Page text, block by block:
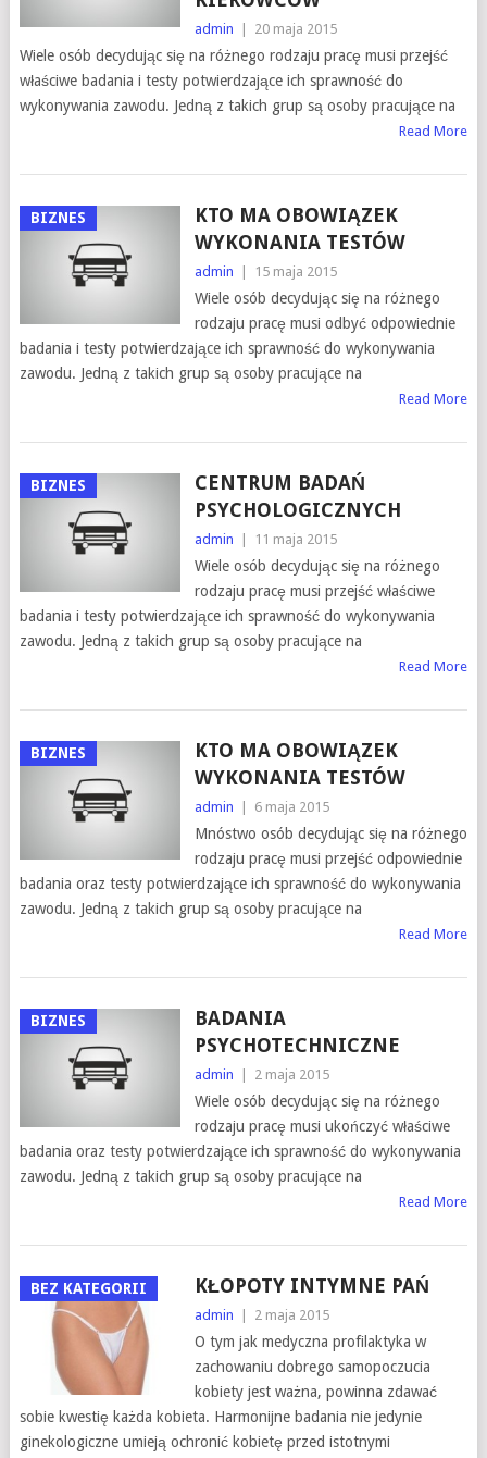
admin 20 maja 2015
Wiele osób decydując się na różnego rodzaju pracę musi przejść
właściwe badania i testy potwierdzające ich sprawność do
wykonywania zawodu. Jedną z takich grup są osoby pracujące na
Read More
BIZNES
KTO MA OBOWIĄZEK
WYKONANIA TESTÓW
admin 15 maja 2015
Wiele osób decydując się na różnego
rodzaju pracę musi odbyć odpowiednie
badania i testy potwierdzające ich sprawność do wykonywania
zawodu. Jedną z takich grup są osoby pracujące na
Read More
BIZNES
CENTRUM BADAŃ
PSYCHOLOGICZNYCH
admin 11 maja 2015
Wiele osób decydując się na różnego
rodzaju pracę musi przejść właściwe
badania i testy potwierdzające ich sprawność do wykonywania
zawodu. Jedną z takich grup są osoby pracujące na
Read More
BIZNES
KTO MA OBOWIĄZEK
WYKONANIA TESTÓW
admin 6 maja 2015
Mnóstwo osób decydując się na różnego
rodzaju pracę musi przejść odpowiednie
badania oraz testy potwierdzające ich sprawność do wykonywania
zawodu. Jedną z takich grup są osoby pracujące na
Read More
BIZNES
BADANIA
PSYCHOTECHNICZNE
admin 2 maja 2015
Wiele osób decydując się na różnego
rodzaju pracę musi ukończyć właściwe
badania oraz testy potwierdzające ich sprawność do wykonywania
zawodu. Jedną z takich grup są osoby pracujące na
Read More
BEZ KATEGORII KŁOPOTY INTYMNE PAŃ
admin 2 maja 2015
O tym jak medyczna profilaktyka w
zachowaniu dobrego samopoczucia
kobiety jest ważna, powinna zdawać
sobie kwestię każda kobieta. Harmonijne badania nie jedynie
ginekologiczne umieją ochronić kobietę przed istotnymi